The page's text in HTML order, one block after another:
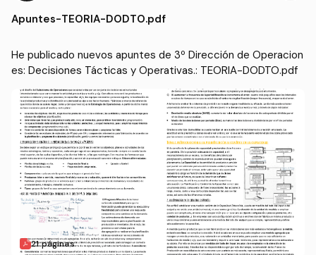
y Operativas.
Apuntes-TEORIA-DODTO.pdf
He publicado nuevos apuntes de 3º Dirección de Operacion
es: Decisiones Tácticas y Operativas.: TEORIA-DODTO.pdf
21 páginas